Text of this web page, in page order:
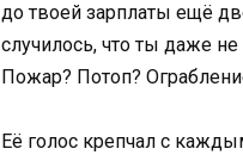
до твоей зарплаты ещё
случилось, что ты даже
Пожар? Потоп?
Её голос крепчал с